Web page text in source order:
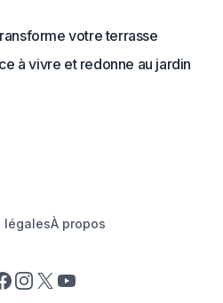
votre terrasse
à vivre et redonne au jardin
légalesÀ propos
Instagram
X YouTube